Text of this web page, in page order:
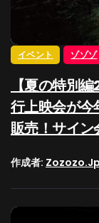
イベント ゾゾゾ
【夏の特別
行上映会が今
販売！サイン
作成者: Zozozo.jp